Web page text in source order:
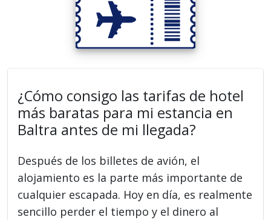
¿Cómo consigo las tarifas de hotel
más baratas para mi estancia en
Baltra antes de mi llegada?
Después de los billetes de avión, el
alojamiento es la parte más importante de
cualquier escapada. Hoy en día, es realmente
sencillo perder el tiempo y el dinero al